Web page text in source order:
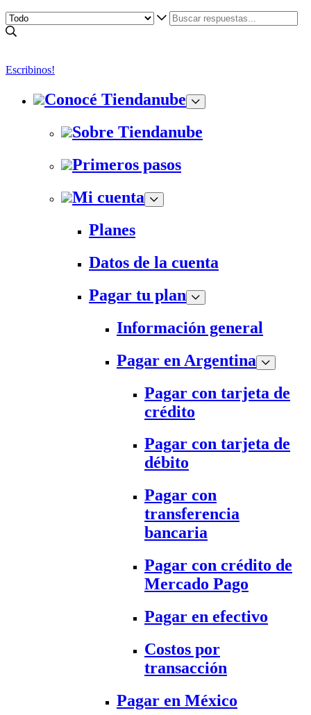
Escribinos!
Conocé Tiendanube
Sobre Tiendanube
Primeros pasos
Mi cuenta
Planes
Datos de la cuenta
Pagar tu plan
Información general
Pagar en Argentina
Pagar con tarjeta de
crédito
Pagar con tarjeta de
débito
Pagar con
transferencia
bancaria
Pagar con crédito de
Mercado Pago
Pagar en efectivo
Costos por
transacción
Pagar en México